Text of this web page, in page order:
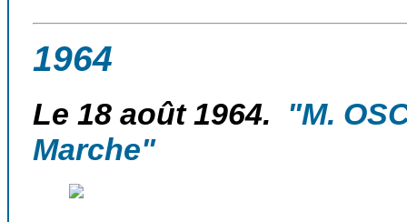
1964
Le 18 août 1964. "M.
Marche"